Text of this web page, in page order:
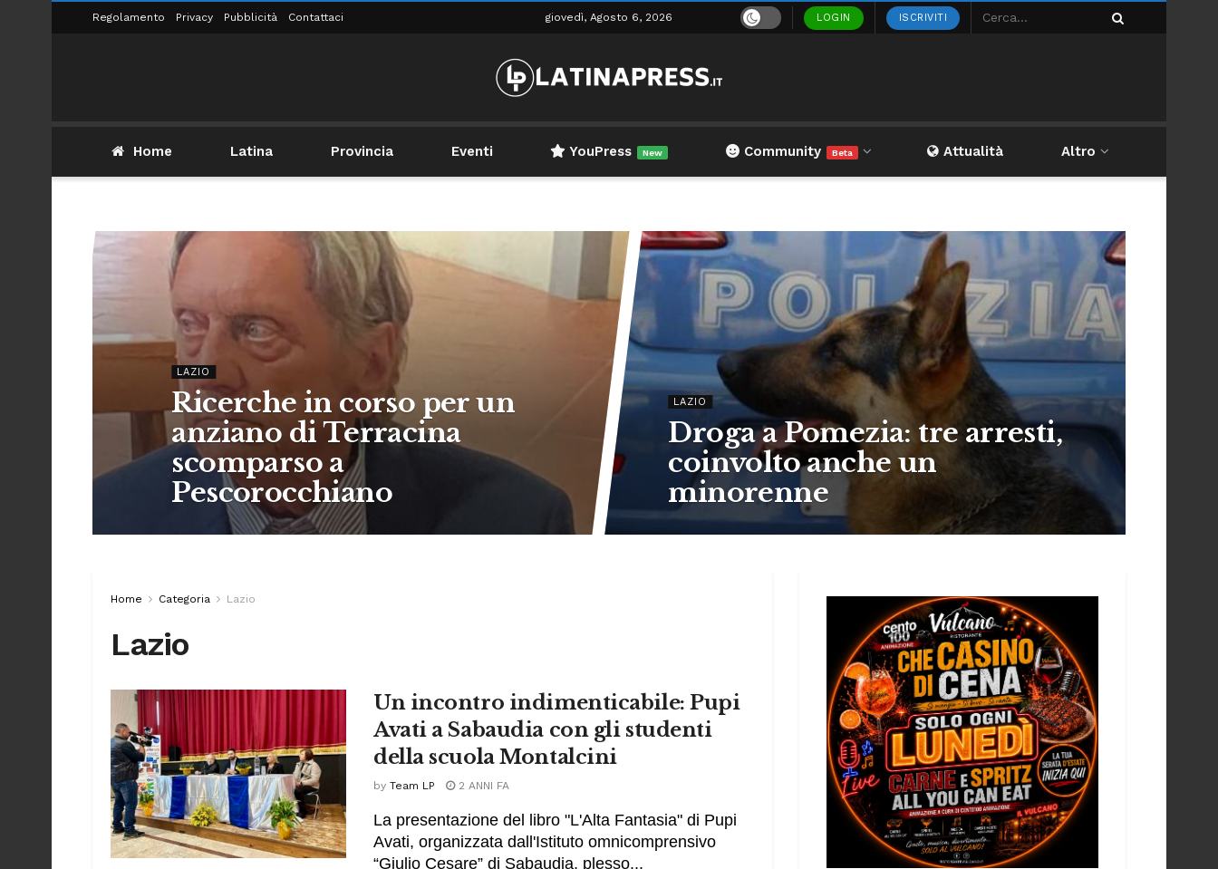
Regolamento Privacy Pubblicità Contattaci giovedì, Agosto 6, 2026 LOGIN ISCRIVITI
Home Latina Provincia Eventi YouPress New Community Beta Attualità Altro
LAZIO
Ricerche in corso per un
anziano di Terracina
scomparso a
Pescorocchiano
LAZIO
Droga a Pomezia: tre arresti,
coinvolto anche un
minorenne
Home Categoria Lazio
Lazio
Un incontro indimenticabile: Pupi
Avati a Sabaudia con gli studenti
della scuola Montalcini
by Team LP 2 ANNI FA
La presentazione del libro "L'Alta Fantasia" di Pupi
Avati, organizzata dall'Istituto omnicomprensivo
“Giulio Cesare” di Sabaudia, plesso...